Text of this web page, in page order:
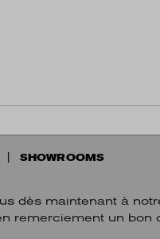
SHOWROOMS
dès maintenant à
remerciement un bon